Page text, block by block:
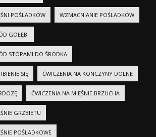
POŚLADKÓW WZMACNIANIE POŚLADKÓW
GOŁĘBI
STOPAMI DO ŚRODKA
SIĘ ĆWICZENIA NA KONCZYNY DOLNE
ĆWICZENIA NA MIĘŚNIE BRZUCHA
GRZBIETU
POŚLADKOWE